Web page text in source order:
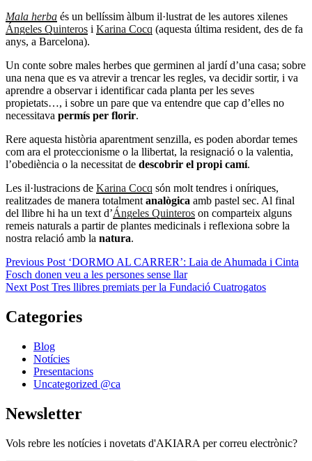
Mala herba és un bellíssim àlbum il·lustrat de les autores xilenes
Ángeles Quinteros i Karina Cocq (aquesta última resident, des de fa
anys, a Barcelona).
Un conte sobre males herbes que germinen al jardí d’una casa; sobre
una nena que es va atrevir a trencar les regles, va decidir sortir, i va
aprendre a observar i identificar cada planta per les seves
propietats…, i sobre un pare que va entendre que cap d’elles no
necessitava permís per florir.
Rere aquesta història aparentment senzilla, es poden abordar temes
com ara el proteccionisme o la llibertat, la resignació o la valentia,
l’obediència o la necessitat de descobrir el propi camí.
Les il·lustracions de Karina Cocq són molt tendres i oníriques,
realitzades de manera totalment analògica amb pastel sec. Al final
del llibre hi ha un text d’Ángeles Quinteros on comparteix alguns
remeis naturals a partir de plantes medicinals i reflexiona sobre la
nostra relació amb la natura.
Navegació
d'entrades
Previous Post ‘DORMO AL CARRER’: Laia de Ahumada i Cinta
Fosch donen veu a les persones sense llarPrevious
Post
Next Post Tres llibres premiats per la Fundació CuatrogatosNext
Categories
Blog
Notícies
Presentacions
Uncategorized @ca
Newsletter
Vols rebre les notícies i novetats d'AKIARA per correu electrònic?